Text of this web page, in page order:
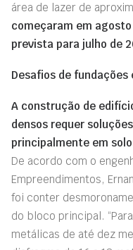
área de lazer de
começaram em
prevista para julho de
Desafios de fundações
A construção de
densos requer
principalmente em
De acordo com o
Empreendimentos,
foi conter
do bloco principal.
metálicas de até dez